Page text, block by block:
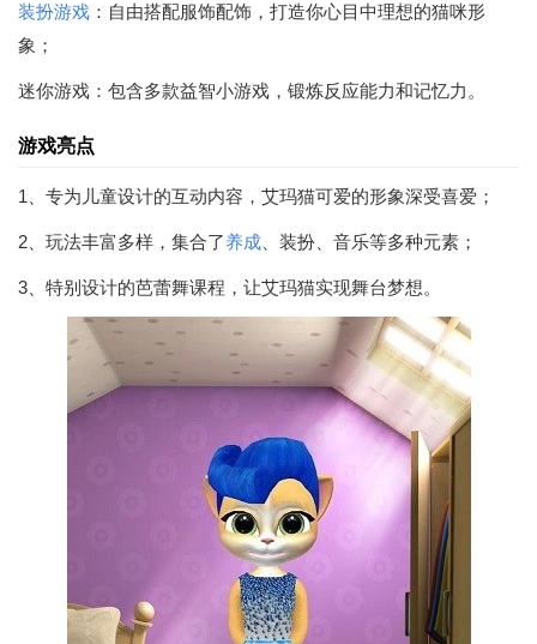
装扮游戏 ：自由搭配服饰配饰，打造你心目中理想的猫咪形
象；
迷你游戏：包含多款益智小游戏，锻炼反应能力和记忆力。
游戏亮点
1、专为儿童设计的互动内容，艾玛猫可爱的形象深受喜爱；
2、玩法丰富多样，集合了养成 、装扮、音乐等多种元素；
3、特别设计的芭蕾舞课程，让艾玛猫实现舞台梦想。